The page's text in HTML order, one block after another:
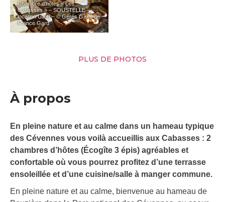
Chambre d’hôtes « Les
Cabasses » – SOUSTELLE –
location Gard – © Gérés Gîtes de
France Gard
PLUS DE PHOTOS
À propos
En pleine nature et au calme dans un hameau typique
des Cévennes vous voilà accueillis aux Cabasses : 2
chambres d’hôtes (Écogîte 3 épis) agréables et
confortable où vous pourrez profitez d’une terrasse
ensoleillée et d’une cuisine/salle à manger commune.
En pleine nature et au calme, bienvenue au hameau de